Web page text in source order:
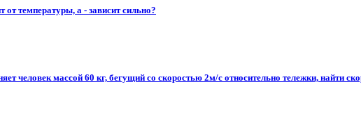
от температуры, а - зависит сильно?
человек массой 60 кг, бегущий со скоростью 2м/c относительно тележки, найти